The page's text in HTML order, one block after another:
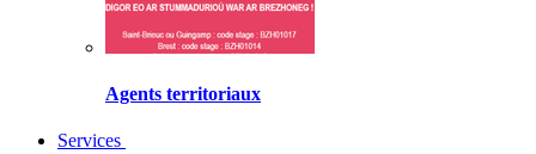
Agents territoriaux
Services